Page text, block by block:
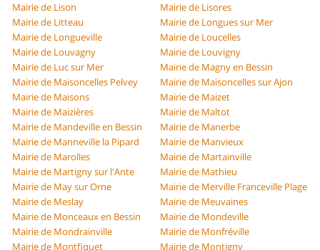
Mairie de Lison
Mairie de Lisores
Mairie de Litteau
Mairie de Longues sur Mer
Mairie de Longueville
Mairie de Loucelles
Mairie de Louvagny
Mairie de Louvigny
Mairie de Luc sur Mer
Mairie de Magny en Bessin
Mairie de Maisoncelles Pelvey
Mairie de Maisoncelles sur Ajon
Mairie de Maisons
Mairie de Maizet
Mairie de Maizières
Mairie de Maltot
Mairie de Mandeville en Bessin
Mairie de Manerbe
Mairie de Manneville la Pipard
Mairie de Manvieux
Mairie de Marolles
Mairie de Martainville
Mairie de Martigny sur l'Ante
Mairie de Mathieu
Mairie de May sur Orne
Mairie de Merville Franceville Plage
Mairie de Meslay
Mairie de Meuvaines
Mairie de Monceaux en Bessin
Mairie de Mondeville
Mairie de Mondrainville
Mairie de Monfréville
Mairie de Montfiquet
Mairie de Montigny